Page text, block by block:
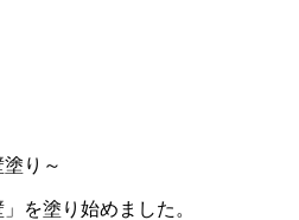
り～
を塗り始めました。